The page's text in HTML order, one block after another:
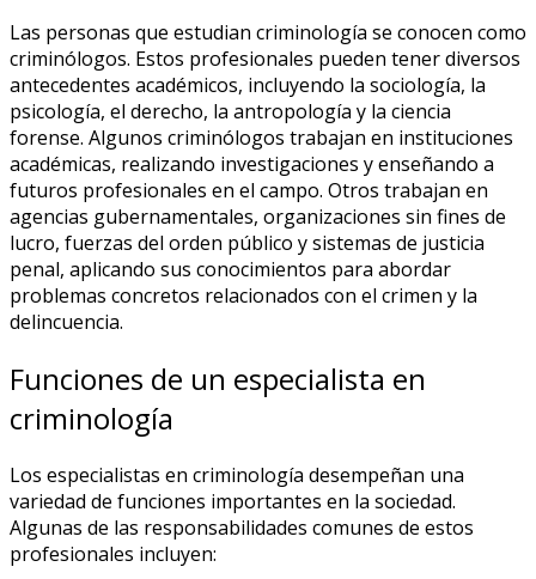
Las personas que estudian criminología se conocen como
criminólogos. Estos profesionales pueden tener diversos
antecedentes académicos, incluyendo la sociología, la
psicología, el derecho, la antropología y la ciencia
forense. Algunos criminólogos trabajan en instituciones
académicas, realizando investigaciones y enseñando a
futuros profesionales en el campo. Otros trabajan en
agencias gubernamentales, organizaciones sin fines de
lucro, fuerzas del orden público y sistemas de justicia
penal, aplicando sus conocimientos para abordar
problemas concretos relacionados con el crimen y la
delincuencia.
Funciones de un especialista en
criminología
Los especialistas en criminología desempeñan una
variedad de funciones importantes en la sociedad.
Algunas de las responsabilidades comunes de estos
profesionales incluyen: